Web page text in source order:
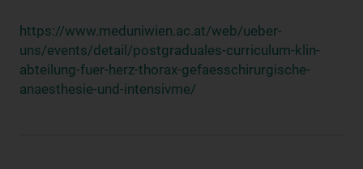
https://www.meduniwien.ac.at/web/ueber-
uns/events/detail/postgraduales-curriculum-klin-
abteilung-fuer-herz-thorax-gefaesschirurgische-
anaesthesie-und-intensivme/